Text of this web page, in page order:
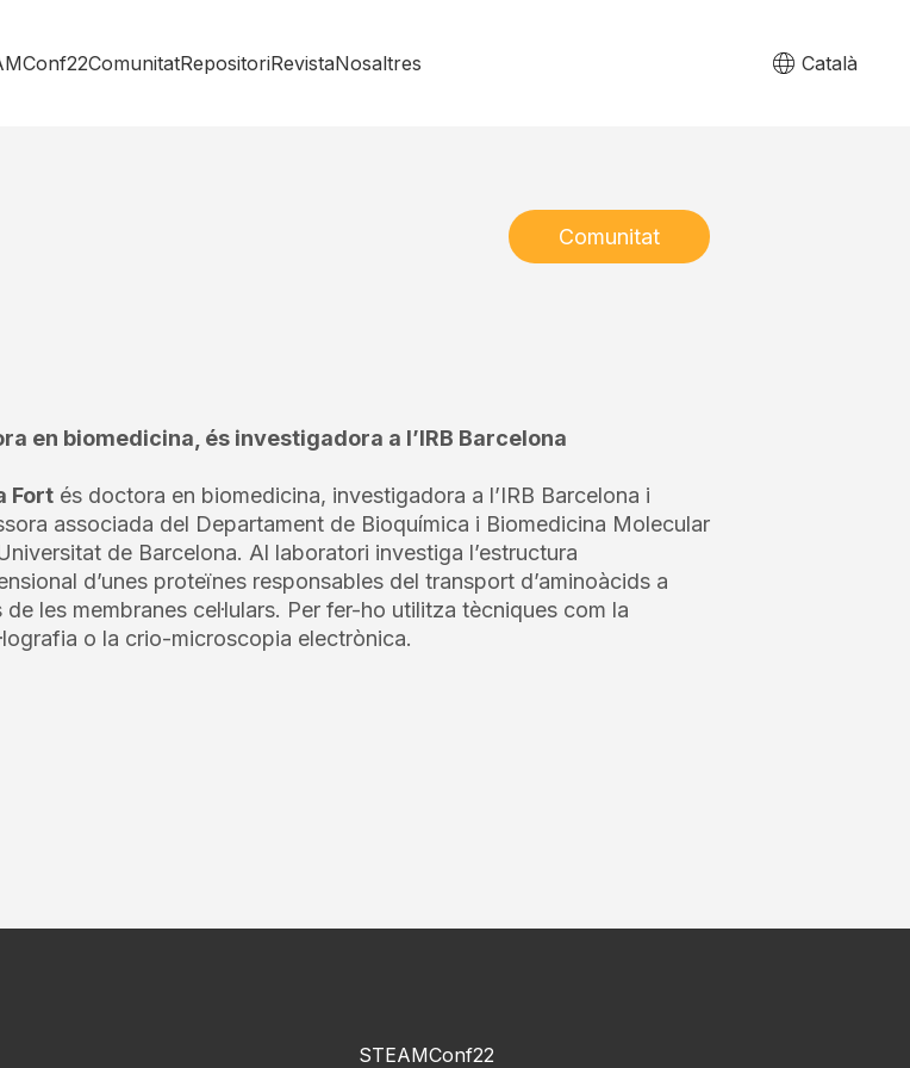
ComunitatRepositoriRevistaNosaltres Català
Comunitat
en biomedicina, és investigadora a l’IRB Barcelona
Fortés doctora en biomedicina, investigadora a l’IRB Barcelona i
associada del Departament de Bioquímica i Biomedicina Molecular
de Barcelona. Al laboratori investiga l’estructura
d’unes proteïnes responsables del transport d’aminoàcids a
de les membranes cel·lulars. Per fer-ho utilitza tècniques com la
o la crio-microscopia electrònica.
STEAMConf22